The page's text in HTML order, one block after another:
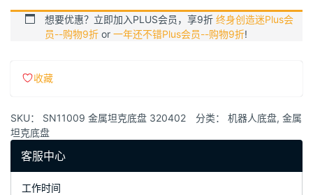
想要优惠？立即加入PLUS会员，享9折 终身创造迷Plus会
员--购物9折 or 一年还不错Plus会员--购物9折!
收藏
SKU： SN11009 金属坦克底盘 320402 分类： 机器人底盘, 金属
坦克底盘
客服中心
工作时间